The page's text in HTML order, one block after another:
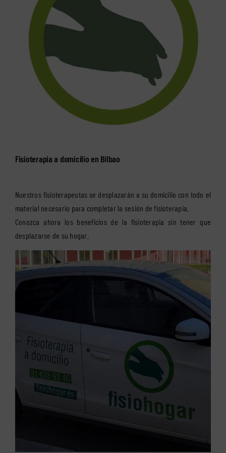
Fisioterapia a domicilio en Bilbao
Nuestros fisioterapeutas se desplazarán a su domicilio con todo el
material necesario para completar la sesión de fisioterapia.
Conozca ahora los beneficios de la fisioterapia sin tener que
desplazarse de su hogar.